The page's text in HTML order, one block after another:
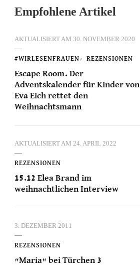
Empfohlene Artikel
AKTUALISIERT AM 30. NOVEMBER 2020
#WIRLESENFRAUEN REZENSIONEN
Escape Room. Der
Adventskalender für Kinder von
Eva Eich rettet den
Weihnachtsmann
AKTUALISIERT AM 24. APRIL 2022
REZENSIONEN
15.12 Elea Brand im
weihnachtlichen Interview
3. DEZEMBER 2011
REZENSIONEN
"Maria" bei Türchen 3